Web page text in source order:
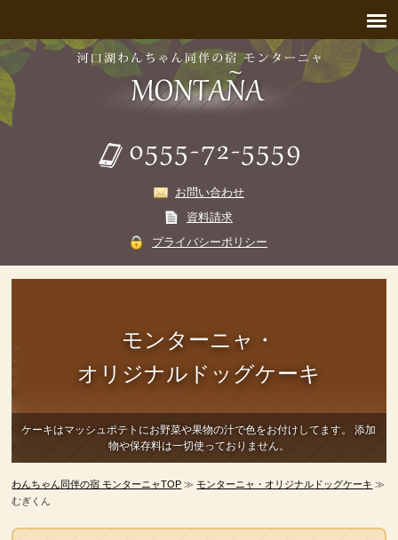
お問い合わせ
資料請求
プライバシーポリシー
モンターニャ・
オリジナルドッグケーキ
ケーキはマッシュポテトにお野菜や果物の汁で色をお付けしてます。
添加
物や保存料は一切使っておりません。
わんちゃん同伴の宿 モンターニャTOP ≫モンターニャ・オリジナルドッグケーキ ≫
むぎくん